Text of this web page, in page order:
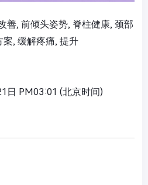
善, 前倾头姿势, 脊柱健康, 颈部
, 缓解疼痛, 提升
日 PM03:01 (北京时间)